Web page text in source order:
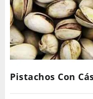
Pistachos Con